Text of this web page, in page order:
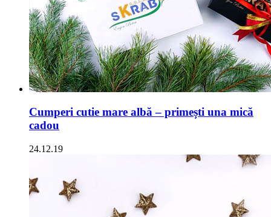
Cumperi cutie mare albă – primești una mică
cadou
24.12.19